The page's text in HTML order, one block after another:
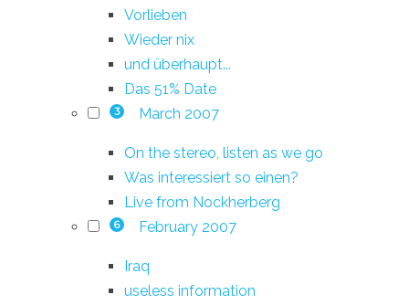
Vorlieben
Wieder nix
und überhaupt...
Das 51% Date
3 March 2007
On the stereo, listen as we go
Was interessiert so einen?
Live from Nockherberg
6 February 2007
Iraq
useless information